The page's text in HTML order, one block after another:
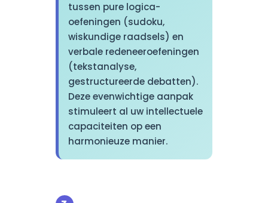
tussen pure logica-
oefeningen (sudoku,
wiskundige raadsels) en
verbale redeneeroefeningen
(tekstanalyse,
gestructureerde debatten).
Deze evenwichtige aanpak
stimuleert al uw intellectuele
capaciteiten op een
harmonieuze manier.